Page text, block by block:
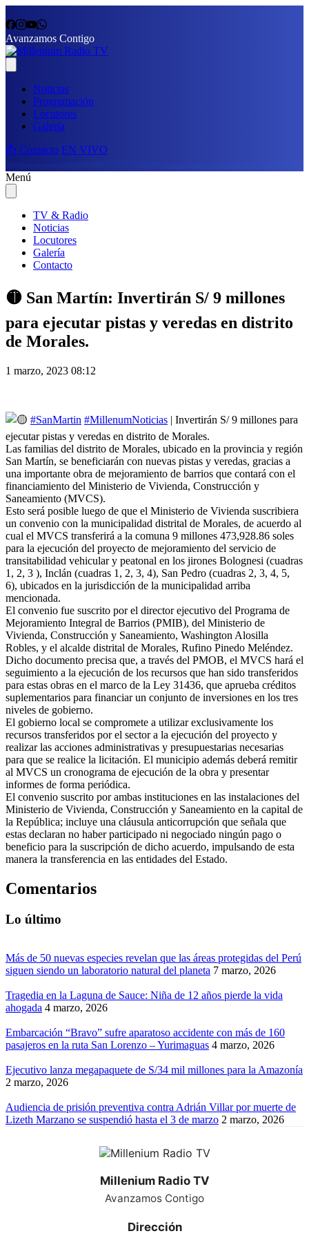
Avanzamos Contigo
Noticias
Programación
Locutores
Galería
📩 Contacto EN VIVO
Menú
TV & Radio
Noticias
Locutores
Galería
Contacto
🟡 San Martín: Invertirán S/ 9 millones
para ejecutar pistas y veredas en distrito
de Morales.
1 marzo, 2023 08:12
#SanMartin #MillenumNoticias | Invertirán S/ 9 millones para
ejecutar pistas y veredas en distrito de Morales.
Las familias del distrito de Morales, ubicado en la provincia y región
San Martín, se beneficiarán con nuevas pistas y veredas, gracias a
una importante obra de mejoramiento de barrios que contará con el
financiamiento del Ministerio de Vivienda, Construcción y
Saneamiento (MVCS).
Esto será posible luego de que el Ministerio de Vivienda suscribiera
un convenio con la municipalidad distrital de Morales, de acuerdo al
cual el MVCS transferirá a la comuna 9 millones 473,928.86 soles
para la ejecución del proyecto de mejoramiento del servicio de
transitabilidad vehicular y peatonal en los jirones Bolognesi (cuadras
1, 2, 3 ), Inclán (cuadras 1, 2, 3, 4), San Pedro (cuadras 2, 3, 4, 5,
6), ubicados en la jurisdicción de la municipalidad arriba
mencionada.
El convenio fue suscrito por el director ejecutivo del Programa de
Mejoramiento Integral de Barrios (PMIB), del Ministerio de
Vivienda, Construcción y Saneamiento, Washington Alosilla
Robles, y el alcalde distrital de Morales, Rufino Pinedo Meléndez.
Dicho documento precisa que, a través del PMOB, el MVCS hará el
seguimiento a la ejecución de los recursos que han sido transferidos
para estas obras en el marco de la Ley 31436, que aprueba créditos
suplementarios para financiar un conjunto de inversiones en los tres
niveles de gobierno.
El gobierno local se compromete a utilizar exclusivamente los
recursos transferidos por el sector a la ejecución del proyecto y
realizar las acciones administrativas y presupuestarias necesarias
para que se realice la licitación. El municipio además deberá remitir
al MVCS un cronograma de ejecución de la obra y presentar
informes de forma periódica.
El convenio suscrito por ambas instituciones en las instalaciones del
Ministerio de Vivienda, Construcción y Saneamiento en la capital de
la República; incluye una cláusula anticorrupción que señala que
estas declaran no haber participado ni negociado ningún pago o
beneficio para la suscripción de dicho acuerdo, impulsando de esta
manera la transferencia en las entidades del Estado.
Comentarios
Lo último
Más de 50 nuevas especies revelan que las áreas protegidas del Perú
siguen siendo un laboratorio natural del planeta 7 marzo, 2026
Tragedia en la Laguna de Sauce: Niña de 12 años pierde la vida
ahogada 4 marzo, 2026
Embarcación “Bravo” sufre aparatoso accidente con más de 160
pasajeros en la ruta San Lorenzo – Yurimaguas 4 marzo, 2026
Ejecutivo lanza megapaquete de S/34 mil millones para la Amazonía
2 marzo, 2026
Audiencia de prisión preventiva contra Adrián Villar por muerte de
Lizeth Marzano se suspendió hasta el 3 de marzo 2 marzo, 2026
Millenium Radio TV
Avanzamos Contigo
Dirección